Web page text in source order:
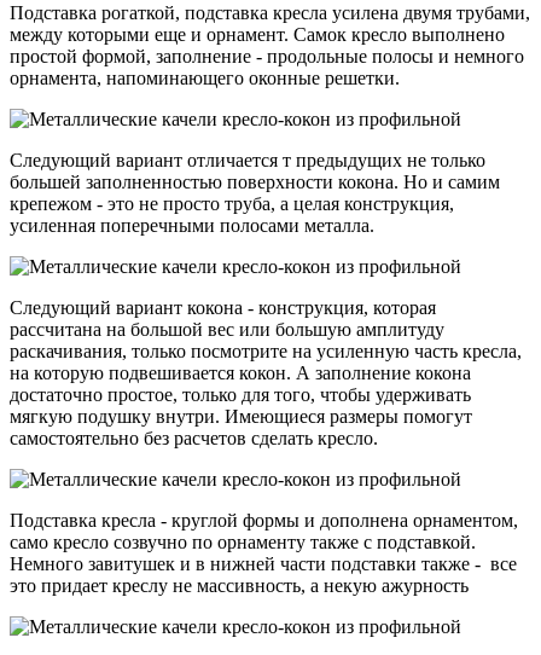
Подставка рогаткой, подставка кресла усилена двумя трубами,
между которыми еще и орнамент. Самок кресло выполнено
простой формой, заполнение - продольные полосы и немного
орнамента, напоминающего оконные решетки.
Следующий вариант отличается т предыдущих не только
большей заполненностью поверхности кокона. Но и самим
крепежом - это не просто труба, а целая конструкция,
усиленная поперечными полосами металла.
Следующий вариант кокона - конструкция, которая
рассчитана на большой вес или большую амплитуду
раскачивания, только посмотрите на усиленную часть кресла,
на которую подвешивается кокон. А заполнение кокона
достаточно простое, только для того, чтобы удерживать
мягкую подушку внутри. Имеющиеся размеры помогут
самостоятельно без расчетов сделать кресло.
Подставка кресла - круглой формы и дополнена орнаментом,
само кресло созвучно по орнаменту также с подставкой.
Немного завитушек и в нижней части подставки также - все
это придает креслу не массивность, а некую ажурность